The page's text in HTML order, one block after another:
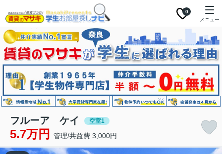
0
メニュー
フルーア ケイ 空室1
5.7万円 管理/共益費 3,000円